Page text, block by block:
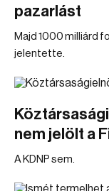
pazarlást
Majd 1000 milliárd
jelentette.
nem jelölt a
A KDNP sem.